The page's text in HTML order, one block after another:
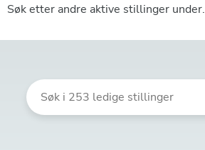
Søk etter andre aktive stillinger under.